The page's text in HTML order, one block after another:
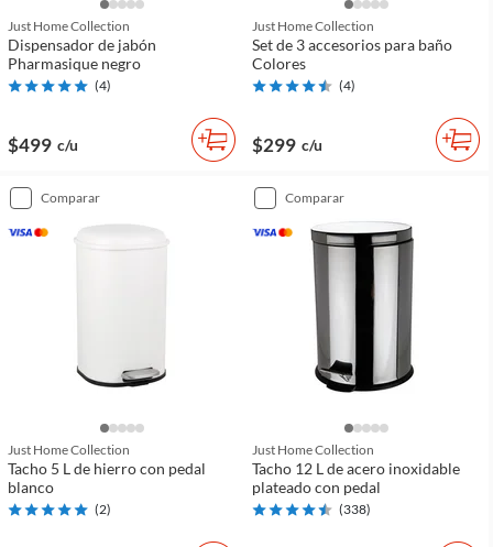
Just Home Collection
Dispensador de jabón
Pharmasique negro
(4)
$499 c/u
Just Home Collection
Set de 3 accesorios para baño
Colores
(4)
$299 c/u
comparar
Just Home Collection
Tacho 5 L de hierro con pedal
blanco
(2)
comparar
Just Home Collection
Tacho 12 L de acero inoxidable
plateado con pedal
(338)